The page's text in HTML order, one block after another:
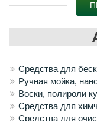
Средства для
Ручная мойка,
Воски, полироли
Средства для
Средства для